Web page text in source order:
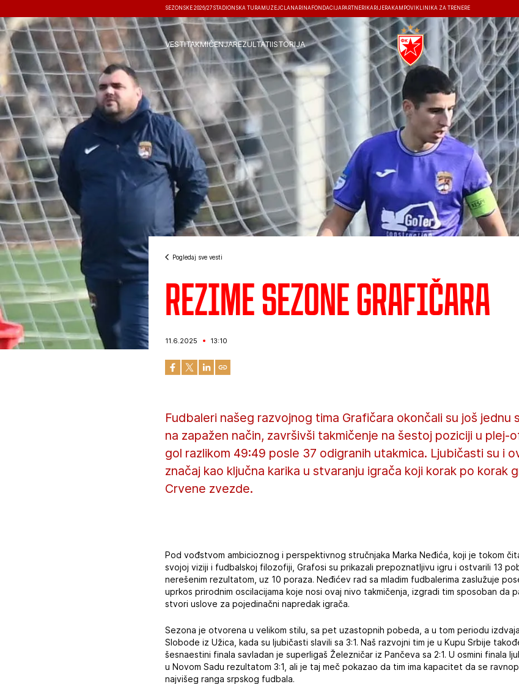
SEZONSKE 2026/27 STADIONSKA TURA MUZEJČLANARINA FONDACIJA PARTNERI KARIJERA KAMPOVI KLINIKA ZA TRENERE
VESTITAKMIČENJAREZULTATIISTORIJA
Pogledaj sve vesti
Rezime sezone Grafičara
11.6.2025 13:10
Fudbaleri našeg razvojnog tima Grafičara okončali su još jednu
na zapažen način, završivši takmičenje na šestoj poziciji u plej-
gol razlikom 49:49 posle 37 odigranih utakmica. Ljubičasti su i
značaj kao ključna karika u stvaranju igrača koji korak po korak
Crvene zvezde.
Pod vođstvom ambicioznog i perspektivnog stručnjaka Marka Neđića, koji je tokom
svojoj viziji i fudbalskoj filozofiji, Grafosi su prikazali prepoznatljivu igru i ostvarili 13
nerešenim rezultatom, uz 10 poraza. Neđićev rad sa mladim fudbalerima zaslužuje
uprkos prirodnim oscilacijama koje nosi ovaj nivo takmičenja, izgradi tim sposoban da
stvori uslove za pojedinačni napredak igrača.
Sezona je otvorena u velikom stilu, sa pet uzastopnih pobeda, a u tom periodu
Slobode iz Užica, kada su ljubičasti slavili sa 3:1. Naš razvojni tim je u Kupu Srbije
šesnaestini finala savladan je superligaš Železničar iz Pančeva sa 2:1. U osmini finala
u Novom Sadu rezultatom 3:1, ali je taj meč pokazao da tim ima kapacitet da se
najvišeg ranga srpskog fudbala.